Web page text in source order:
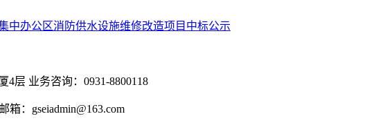
中办公区消防供水设施维修改造项目中标公示
层 业务咨询：0931-8800118
箱：gseiadmin@163.com